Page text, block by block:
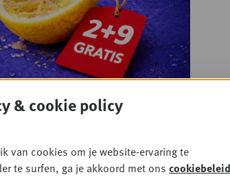
COVERVERHAAL
Hoe
prijzenoorlog
• FOODRETAIL
& cookie policy
van cookies om je website-ervaring te
te surfen, ga je akkoord met ons cookiebeleid